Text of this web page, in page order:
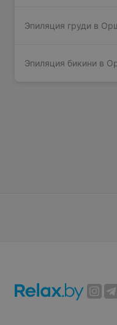
Эпиляция груди в
Эпиляция бикини в